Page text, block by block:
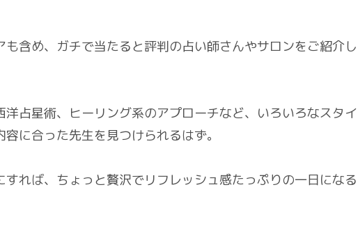
含め、ガチで当たると評判の占い師さんやサロンをご紹介し
占星術、ヒーリング系のアプローチなど、いろいろなスタイ
に合った先生を見つけられるはず。
れば、ちょっと贅沢でリフレッシュ感たっぷりの一日になる